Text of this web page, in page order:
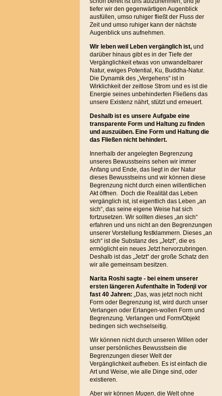
tiefer wir den gegenwärtigen Augenblick
ausfüllen, umso ruhiger fließt der Fluss der
Zeit und umso ruhiger kann der nächste
Augenblick uns aufnehmen.
Wir leben weil Leben vergänglich ist, und
darüber hinaus gibt es in der Tiefe der
Vergänglichkeit etwas von unwandelbarer
Natur, ewiges Potential, Ku, Buddha-Natur.
Die Dynamik des „Vergehens“ ist in
Wirklichkeit der zeitlose Strom und es ist die
Energie seines unbehinderten Fließens das
unsere Existenz nährt, stützt und erneuert.
Deshalb ist es unsere Aufgabe eine
transparente Form und Haltung zu finden
und auszuüben. Eine Form und Haltung die
das Fließen nicht behindert.
Innerhalb der angelegten Begrenzung
unseres Bewusstseins sehen wir immer
Anfang und Ende, das liegt in der Natur
dieses Bewusstseins und wir können diese
Begrenzung nicht durch einen willentlichen
Akt öffnen. Doch die Realität das Leben
vergänglich ist, ist eigentlich das Leben „an
sich“, das seine eigene Weise hat sich
fortzusetzen. Wir sollten dieses „an sich“
erfahren und uns nicht an den Begrenzungen
unserer Vorstellung festklammern. Dieses „an
sich“ ist die Substanz des „Jetzt“, die es
ermöglicht ein neues Jetzt hervorzubringen.
Deshalb ist das „Jetzt“ der große Schatz den
wir alle gemeinsam besitzen.
Narita Roshi sagte - bei einem unserer
ersten längeren Aufenthalte in Todenji vor
fast 40 Jahren: „Das, was jetzt noch nicht
Form oder Begrenzung ist, wird durch unser
Verlangen oder Erlangen-wollen Form und
Begrenzung. Verlangen und Form/Objekt
bedingen sich wechselseitig.
Wir können nicht durch unseren Willen oder
unser persönliches Bewusstsein die
Begrenzungen dieser Welt der
Vergänglichkeit aufheben. Es ist einfach die
Art und Weise, wie alle Dinge sind, oder
existieren.
Aber wir können Mugen, die Welt ohne